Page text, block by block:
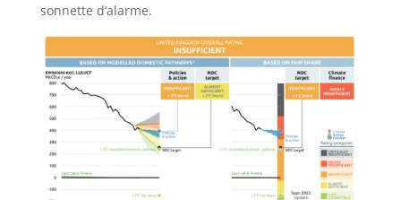
sonnette d’alarme.